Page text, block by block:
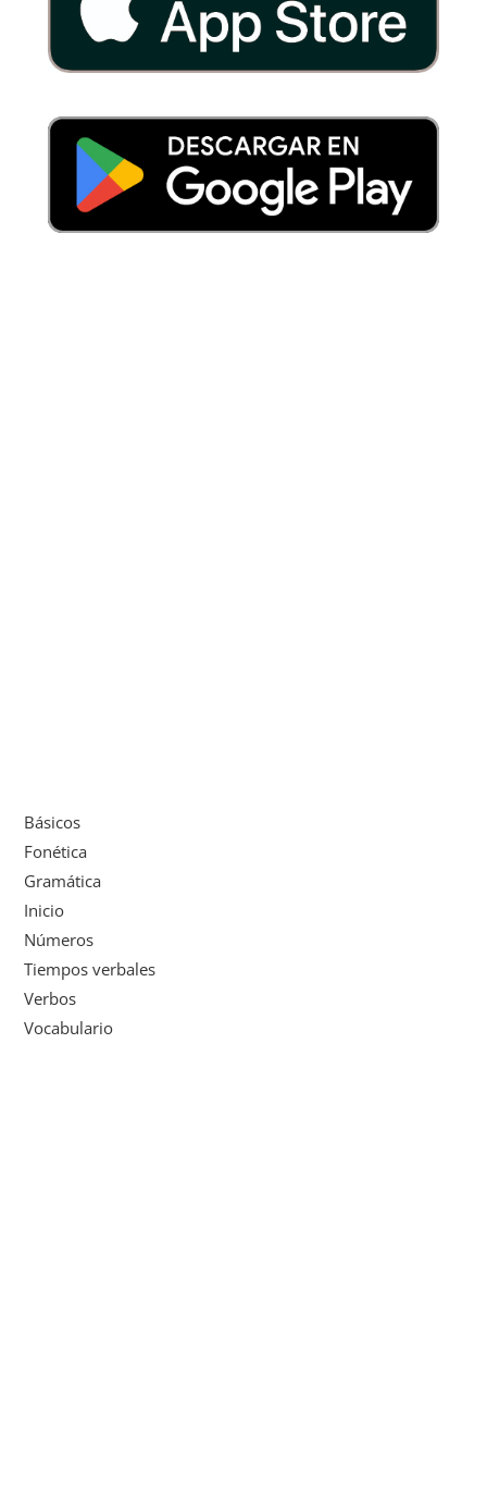
Básicos
Fonética
Gramática
Inicio
Números
Tiempos verbales
Verbos
Vocabulario